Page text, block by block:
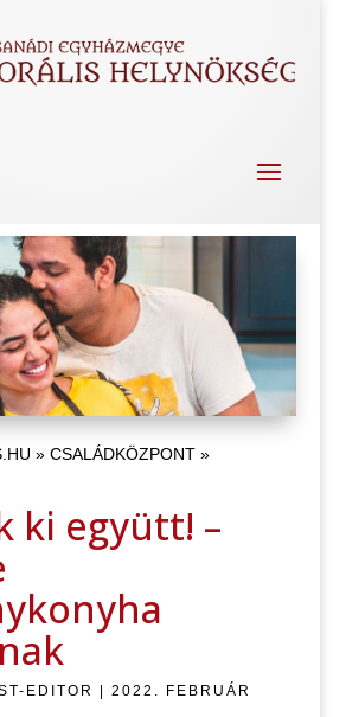
» CSALÁDKÖZPONT»
ki együtt! –
EDITOR | 2022. FEBRUÁR